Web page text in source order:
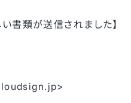
書類が送信されました】